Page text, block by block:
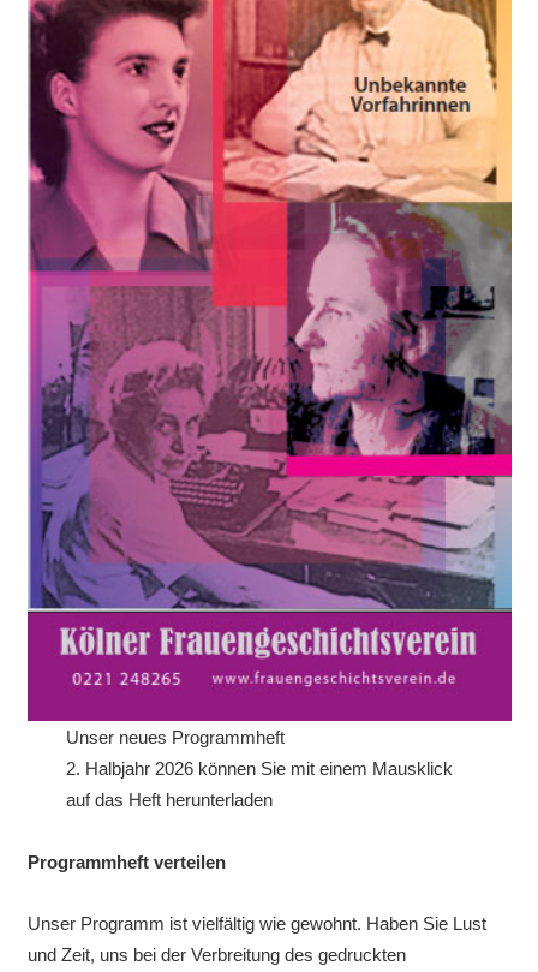
Unser neues Programmheft
2. Halbjahr 2026 können Sie mit einem Mausklick
auf das Heft herunterladen
Programmheft verteilen
Unser Programm ist vielfältig wie gewohnt. Haben Sie Lust
und Zeit, uns bei der Verbreitung des gedruckten